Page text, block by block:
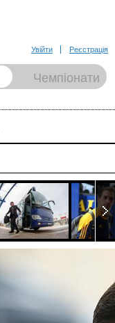
Увійти Реєстрація